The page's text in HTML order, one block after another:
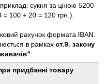
сукня за ціною 5200
= 100 + 20 = 120 грн.).
рахунок формата IBAN.
в рамках ст.9. закону
:
придбанні товару